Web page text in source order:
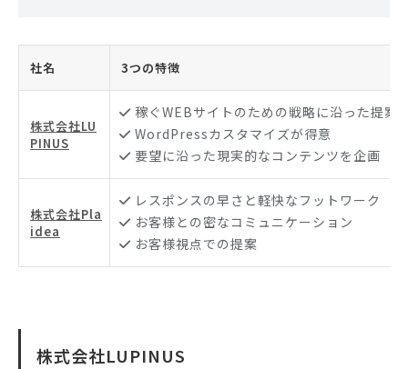
社名 3つの特徴
株式会社LU
PINUS
稼ぐWEBサイトのための戦略に沿った提案
WordPressカスタマイズが得意
要望に沿った現実的なコンテンツを企画
株式会社Pla
idea
レスポンスの早さと軽快なフットワーク
お客様との密なコミュニケーション
お客様視点での提案
株式会社LUPINUS